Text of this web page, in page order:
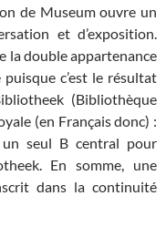
de Museum ouvre un
et d’exposition.
la double appartenance
c’est le résultat
(Bibliothèque
(en Français donc) :
seul B central pour
En somme, une
dans la continuité